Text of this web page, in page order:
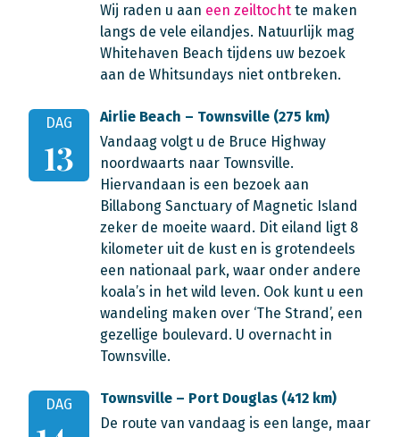
Wij raden u aan een zeiltocht te maken
langs de vele eilandjes. Natuurlijk mag
Whitehaven Beach tijdens uw bezoek
aan de Whitsundays niet ontbreken.
DAG
13
Airlie Beach – Townsville (275 km)
Vandaag volgt u de Bruce Highway
noordwaarts naar Townsville.
Hiervandaan is een bezoek aan
Billabong Sanctuary of Magnetic Island
zeker de moeite waard. Dit eiland ligt 8
kilometer uit de kust en is grotendeels
een nationaal park, waar onder andere
koala’s in het wild leven. Ook kunt u een
wandeling maken over ‘The Strand’, een
gezellige boulevard. U overnacht in
Townsville.
DAG
Townsville – Port Douglas (412 km)
De route van vandaag is een lange, maar